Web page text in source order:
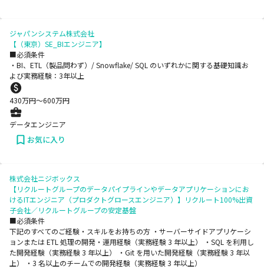
ジャパンシステム株式会社
【（東京）SE_BIエンジニア】
■必須条件
・BI、ETL（製品問わず）/ Snowflake/ SQL のいずれかに関する基礎知識お
よび実務経験：3年以上
430万円〜600万円
データエンジニア
お気に入り
株式会社ニジボックス
【リクルートグループのデータパイプラインやデータアプリケーションにお
けるITエンジニア（プロダクトグロースエンジニア）】リクルート100%出資
子会社／リクルートグループの安定基盤
■必須条件
下記のすべてのご経験・スキルをお持ちの方 ・サーバーサイドアプリケーシ
ョンまたは ETL 処理の開発・運用経験（実務経験 3 年以上） ・SQL を利用し
た開発経験（実務経験 3 年以上） ・Git を用いた開発経験（実務経験 3 年以
上） ・3 名以上のチームでの開発経験（実務経験 3 年以上）